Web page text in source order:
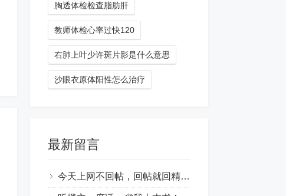
胸透体检检查脂肪肝
教师体检心率过快120
右肺上叶少许斑片影是什么意思
沙眼衣原体阳性怎么治疗
最新留言
今天上网不回帖，回帖就回精华帖！http://1aky9.bjkylp.com/